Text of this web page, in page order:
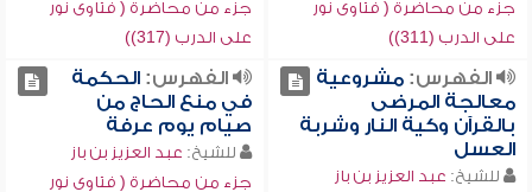
جزء من محاضرة ( فتاوى نور
على الدرب (311))
جزء من محاضرة ( فتاوى نور
على الدرب (317))
الفهرس:مشروعية
معالجة المرضى
بالقرآن وكية النار وشربة
العسل
للشيخ: عبد العزيز بن باز
الفهرس:الحكمة
في منع الحاج من
صيام يوم عرفة
للشيخ: عبد العزيز بن باز
جزء من محاضرة ( فتاوى نور